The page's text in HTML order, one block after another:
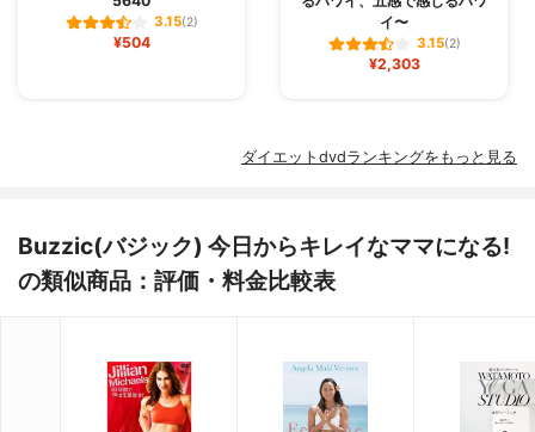
3.15(2)
¥504
イ〜
3.15(2)
¥2,303
ダイエットdvdランキングをもっと見る
Buzzic(バジック) 今日からキレイなママになる!
の類似商品：評価・料金比較表